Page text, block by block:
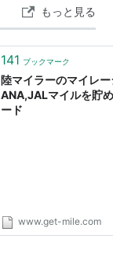
もっと見る
141 ブックマーク
陸マイラーのマイレ
ANA,JALマイルを貯
ード
www.get-mile.com